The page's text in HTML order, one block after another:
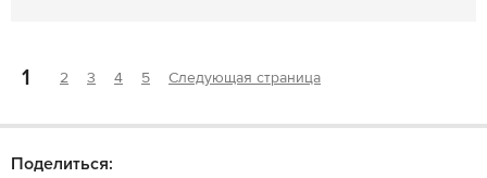
1 2 3 4 5 Следующая страница
Поделиться: